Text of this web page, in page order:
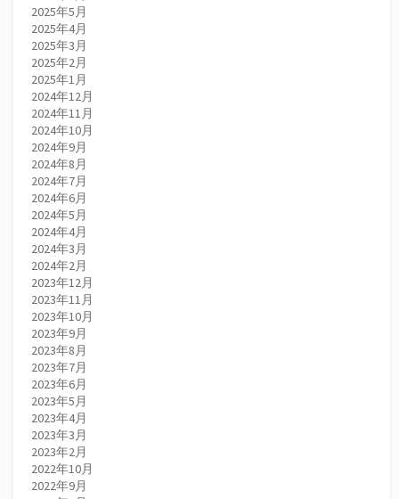
2025年5月
2025年4月
2025年3月
2025年2月
2025年1月
2024年12月
2024年11月
2024年10月
2024年9月
2024年8月
2024年7月
2024年6月
2024年5月
2024年4月
2024年3月
2024年2月
2023年12月
2023年11月
2023年10月
2023年9月
2023年8月
2023年7月
2023年6月
2023年5月
2023年4月
2023年3月
2023年2月
2022年10月
2022年9月